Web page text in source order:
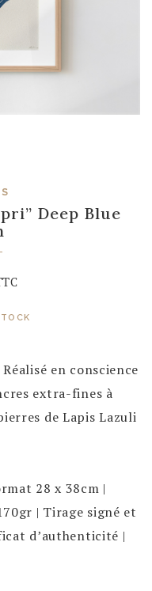
Deep Blue
en conscience
extra-fines à
de Lapis Lazuli
28 x 38cm |
| Tirage signé et
d’authenticité |